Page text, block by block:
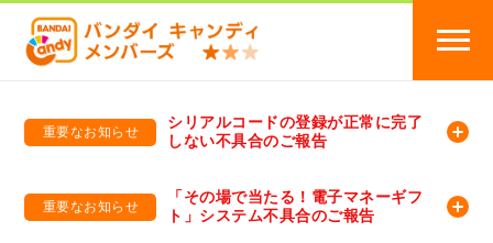
重要なお知らせ
シリアルコードの登録が正常に完了
しない不具合のご報告
重要なお知らせ
「その場で当たる！電子マネーギフ
ト」システム不具合のご報告